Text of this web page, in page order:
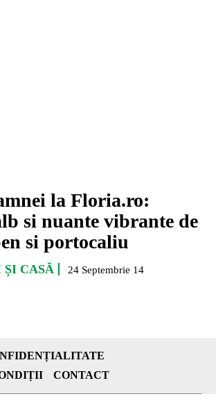
la Floria.ro:
si nuante vibrante de
si portocaliu
CASĂ 24 Septembrie 14
CONTACT